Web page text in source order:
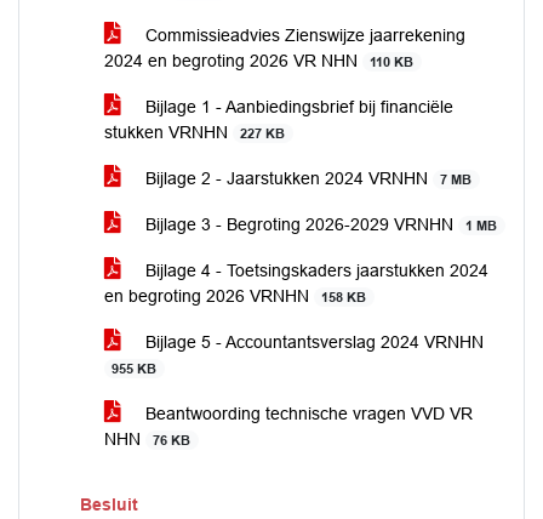
Commissieadvies Zienswijze jaarrekening
2024 en begroting 2026 VR NHN
110 KB
Bijlage 1 - Aanbiedingsbrief bij financiële
stukken VRNHN
227 KB
Bijlage 2 - Jaarstukken 2024 VRNHN 7 MB
Bijlage 3 - Begroting 2026-2029 VRNHN 1 MB
Bijlage 4 - Toetsingskaders jaarstukken 2024
en begroting 2026 VRNHN
158 KB
Bijlage 5 - Accountantsverslag 2024 VRNHN
955 KB
Beantwoording technische vragen VVD VR
NHN
76 KB
Besluit